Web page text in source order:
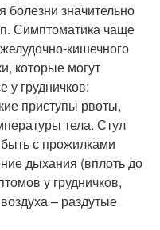
болезни значительно
Симптоматика чаще
кишечного
которые могут
у грудничков:
приступы рвоты,
тела. Стул
с прожилками
дыхания (вплоть до
у грудничков,
– раздутые